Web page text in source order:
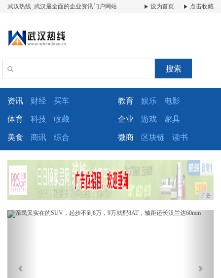
武汉热线_武汉最全面的企业资讯门户网站 设为首页 点击收藏
搜索
资讯 财经 买车 教育 娱乐 电影
体育 科技 收藏 企业 游戏 家具
美食 商讯 综合 微商 区块链 读书
广告
Previous Next